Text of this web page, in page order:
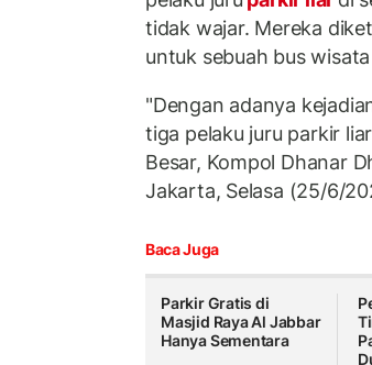
tidak wajar. Mereka
untuk sebuah bus
"Dengan adanya
tiga pelaku juru parkir
Besar, Kompol Dhanar
Jakarta, Selasa (25/6/
Baca Juga
Parkir Gratis di
Masjid Raya Al Jabbar
Hanya Sementara